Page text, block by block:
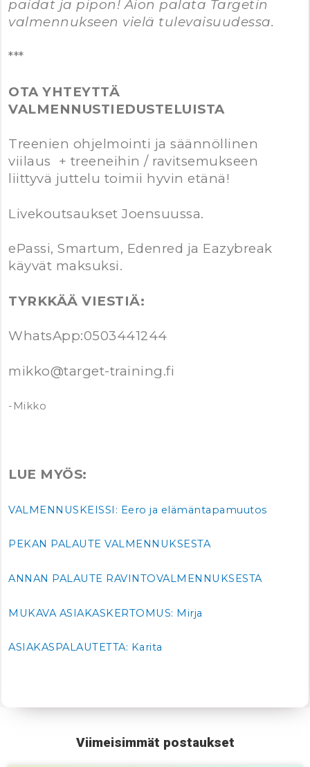
paidat ja pipon! Aion palata Targetin
valmennukseen vielä tulevaisuudessa.
***
OTA YHTEYTTÄ
VALMENNUSTIEDUSTELUISTA
Treenien ohjelmointi ja säännöllinen
viilaus + treeneihin / ravitsemukseen
liittyvä juttelu toimii hyvin etänä!
Livekoutsaukset Joensuussa.
ePassi, Smartum, Edenred ja Eazybreak
käyvät maksuksi.
TYRKKÄÄ VIESTIÄ:
WhatsApp:0503441244
mikko@target-training.fi
-Mikko
LUE MYÖS:
VALMENNUSKEISSI: Eero ja elämäntapamuutos
PEKAN PALAUTE VALMENNUKSESTA
ANNAN PALAUTE RAVINTOVALMENNUKSESTA
MUKAVA ASIAKASKERTOMUS: Mirja
ASIAKASPALAUTETTA: Karita
Viimeisimmät postaukset